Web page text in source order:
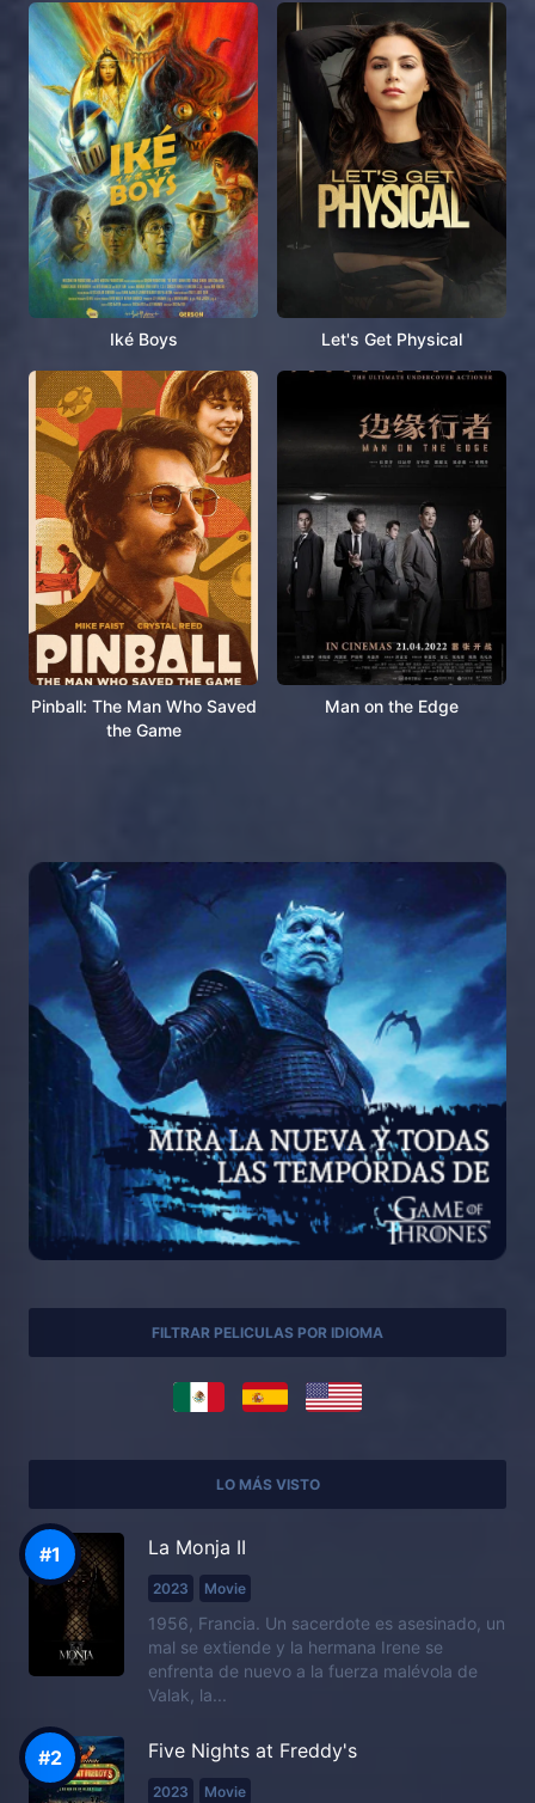
Iké Boys Let's Get Physical
Pinball: The Man Who Saved
the Game
Man on the Edge
FILTRAR PELICULAS POR IDIOMA
LO MÁS VISTO
La Monja II
2023 Movie
1956, Francia. Un sacerdote es asesinado, un
mal se extiende y la hermana Irene se
enfrenta de nuevo a la fuerza malévola de
Valak, la...
Five Nights at Freddy's
2023 Movie